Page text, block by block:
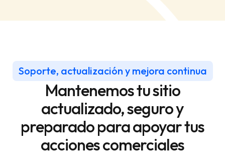
Soporte, actualización y mejora continua
Mantenemos tu sitio
actualizado, seguro y
preparado para apoyar tus
acciones comerciales